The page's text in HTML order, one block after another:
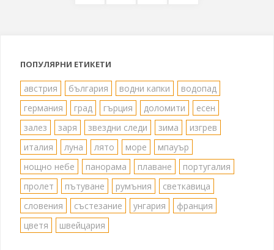
публикациите
на
страници
ПОПУЛЯРНИ ЕТИКЕТИ
австрия българия водни капки
водопад
германия
град гърция доломити
есен
залез
заря звездни следи зима
изгрев
италия
луна лято море
мпауър
нощно небе
панорама плаване
португалия
пролет
пътуване румъния
светкавица
словения
състезание унгария
франция
цветя
швейцария